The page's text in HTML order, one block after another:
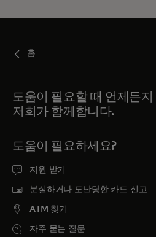
홈
도움이 필요할 때 언제든지
저희가 함께합니다.
도움이 필요하세요?
지원 받기
분실하거나 도난당한 카드 신고
ATM 찾기
자주 묻는 질문